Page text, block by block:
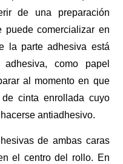
de una preparación
comercializar en
la parte adhesiva está
como papel
al momento en que
cinta enrollada cuyo
antiadhesivo.
de ambas caras
el centro del rollo. En